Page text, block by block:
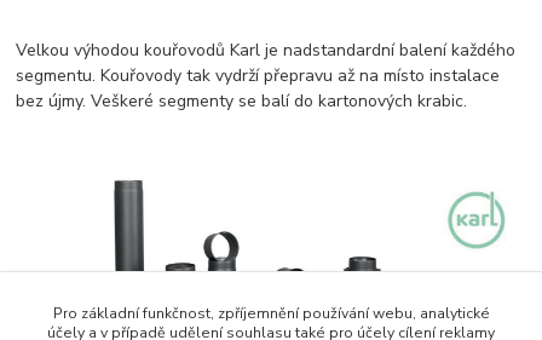
Velkou výhodou kouřovodů Karl je nadstandardní balení každého
segmentu. Kouřovody tak vydrží přepravu až na místo instalace
bez újmy. Veškeré segmenty se balí do kartonových krabic.
Pro základní funkčnost, zpříjemnění používání webu, analytické
účely a v případě udělení souhlasu také pro účely cílení reklamy